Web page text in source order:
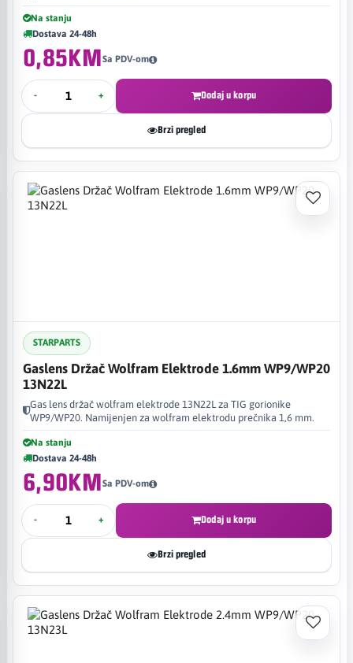
Na stanju
Dostava 24-48h
0,85KMSa PDV-om
- + Dodaj u korpu
Brzi pregled
STARPARTS
Gaslens Držač Wolfram Elektrode 1.6mm WP9/WP20
13N22L
Gas lens držač wolfram elektrode 13N22L za TIG gorionike
WP9/WP20. Namijenjen za wolfram elektrodu prečnika 1,6 mm.
Na stanju
Dostava 24-48h
6,90KMSa PDV-om
- + Dodaj u korpu
Brzi pregled